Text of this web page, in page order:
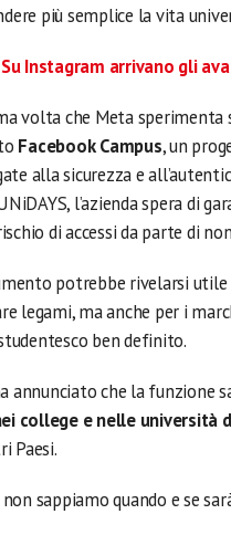
più semplice la vita
Su Instagram arrivano gli
volta che Meta
Facebook Campus, un
alla sicurezza e
l’azienda spera di
di accessi da parte di
potrebbe rivelarsi utile
legami, ma anche per i
ben definito.
annunciato che la funzione
college e nelle università
Paesi.
sappiamo quando e se